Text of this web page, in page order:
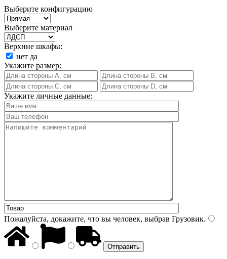
Выберите конфигурацию
Выберите материал
Верхние шкафы:
нет да
Укажите размер:
Укажите личные данные:
Пожалуйста, докажите, что вы человек, выбрав Грузовик.